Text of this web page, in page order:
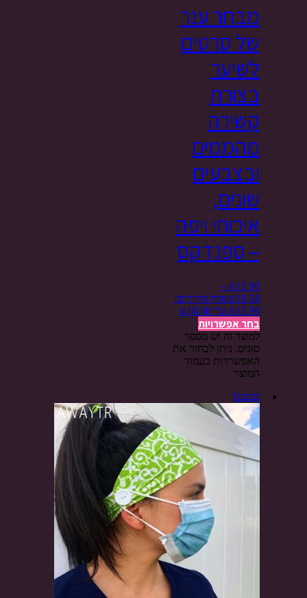
מבחר ענר
של סרטים
לשיער
בצורת
קשירה
מהממים
ובצבעים
שונים,
איכותי ויפה
– ספנדקס
₪15.90
–
₪18.58
טווח מחירים:
בחר אפשרויות
למוצר זה יש מספר
סוגים. ניתן לבחור את
האפשרויות בעמוד
המוצר
מבצע!